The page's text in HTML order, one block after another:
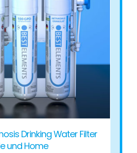
Drinking Water Filter
und Home